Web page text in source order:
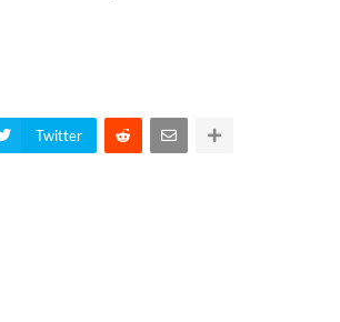
Twitter